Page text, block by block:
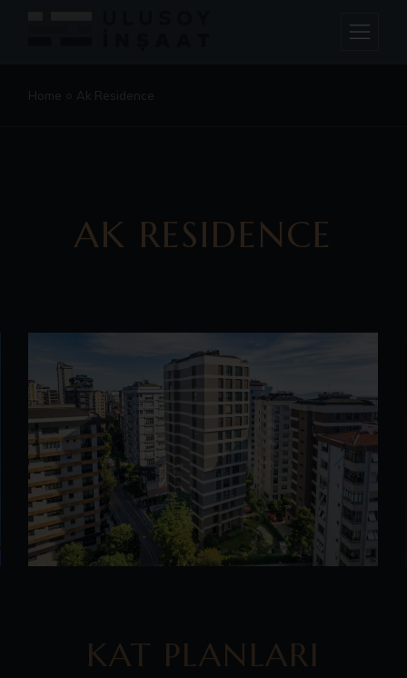
Home Ak Residence
AK RESIDENCE
KAT PLANLARI